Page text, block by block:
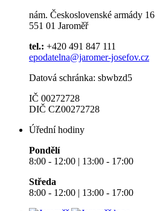
nám. Československé armády 16
551 01 Jaroměř
tel.: +420 491 847 111
epodatelna@jaromer-josefov.cz
Datová schránka: sbwbzd5
IČ 00272728
DIČ CZ00272728
Úřední hodiny
Pondělí
8:00 - 12:00 | 13:00 - 17:00
Středa
8:00 - 12:00 | 13:00 - 17:00